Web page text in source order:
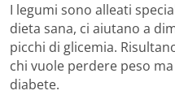
I legumi sono alleati
dieta sana, ci aiutano a
picchi di glicemia.
chi vuole perdere peso
diabete.